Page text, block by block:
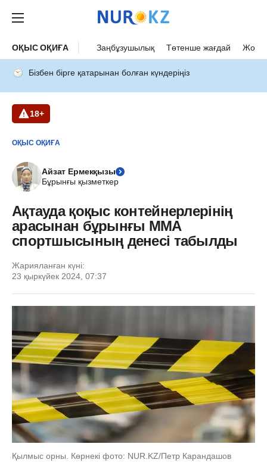
ОҚЫС ОҚИҒА Заңбұзушылық Төтенше жағдай Жол
Бізбен бірге қатарынан болған күндеріңіз
18+
ОҚЫС ОҚИҒА
Айзат Ермекқызы
Бұрынғы қызметкер
Ақтауда қоқыс контейнерлерінің
арасынан бұрынғы ММА
спортшысының денесі табылды
Жарияланған күні:
23 қыркүйек 2024, 07:37
Қылмыс орны. Көрнекі фото: NUR.KZ/Петр Карандашов